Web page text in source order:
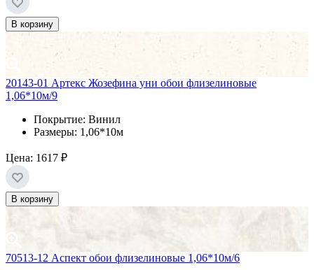
В корзину
20143-01 Артекс Жозефина уни обои флизелиновые
1,06*10м/9
Покрытие: Винил
Размеры: 1,06*10м
Цена: 1617 ₽
В корзину
70513-12 Аспект обои флизелиновые 1,06*10м/6